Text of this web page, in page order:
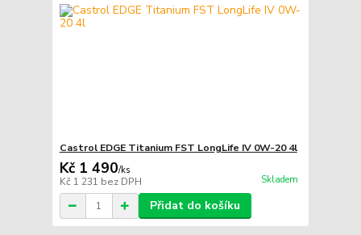
Castrol EDGE Titanium FST LongLife IV 0W-20 4l
Kč 1 490/ks
Kč 1 231 bez DPH Skladem
Přidat do košíku